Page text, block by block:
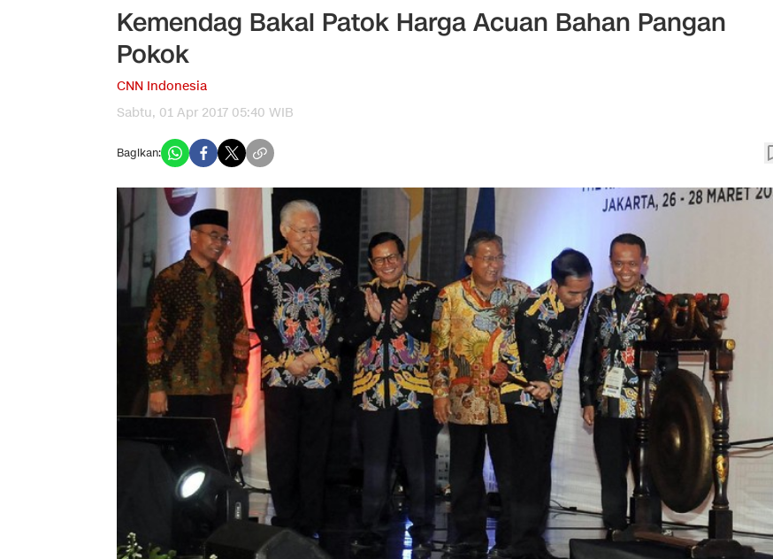
Kemendag Bakal Patok Harga Acuan Bahan Pangan
Pokok
CNN Indonesia
Sabtu, 01 Apr 2017 05:40 WIB
Bagikan: